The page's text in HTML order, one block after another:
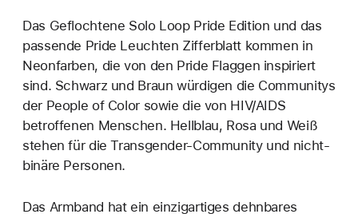
Das Geflochtene Solo Loop Pride Edition und das
passende Pride Leuchten Zifferblatt kommen in
Neonfarben, die von den Pride Flaggen inspiriert
sind. Schwarz und Braun würdigen die Communitys
der People of Color sowie die von HIV/AIDS
betroffenen Menschen. Hellblau, Rosa und Weiß
stehen für die Transgender-Community und nicht-
binäre Personen.
Das Armband hat ein einzig­artiges dehn­bares